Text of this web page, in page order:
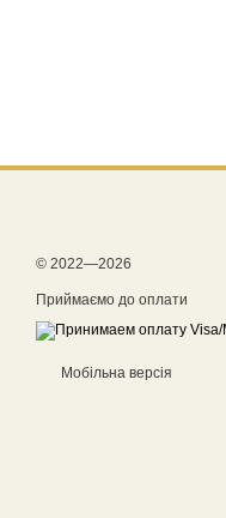
© 2022—2026
Приймаємо до оплати
Мобільна версія